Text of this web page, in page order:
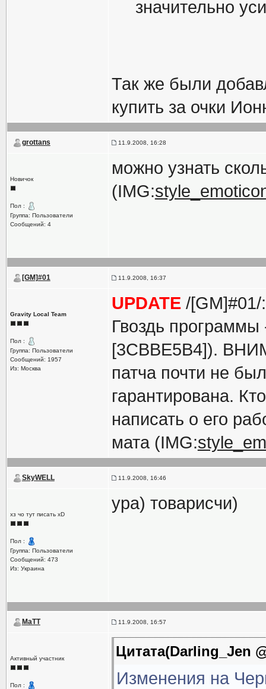
значительно
Так же были
купить за очки
grottans 11.9.2008, 16:28
Новичок
Пол :
Группа: Пользователи
Сообщений: 4
можно узнать
(IMG:
[GM]#01 11.9.2008, 16:37
Gravity Local Team
Пол :
Группа: Пользователи
Сообщений: 1957
Из: Москва
UPDATE/[GM]#01/:
Гвоздь
[3CBBE5B4]).
патча почти не
гарантирована.
написать о его
мата (IMG:
SkyWELL 11.9.2008, 16:46
хз чо тут писать xD
Пол :
Группа: Пользователи
Сообщений: 473
Из: Украина
ура) товарисчи)
MaTT 11.9.2008, 16:57
Активный участник
Пол :
Цитата(Darling_Jen
Изменения на